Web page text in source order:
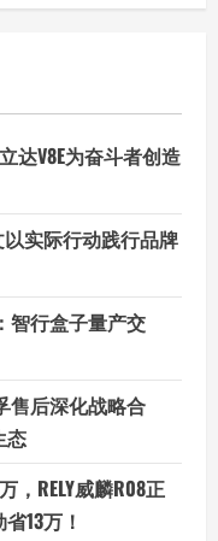
达V8E为奋斗者创造
实际行动践行品牌
智行盒子量产交
售后深化战略合
态
，RELY威麟R08正
13万！